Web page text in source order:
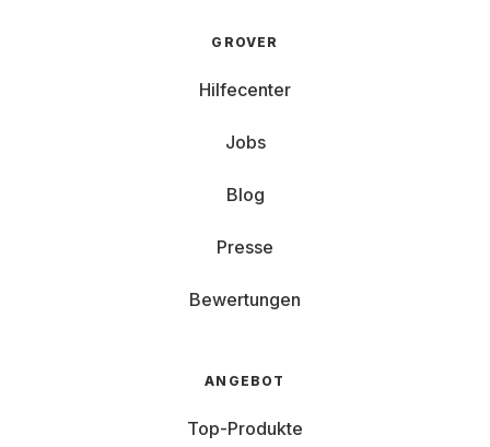
GROVER
Hilfecenter
Jobs
Blog
Presse
Bewertungen
ANGEBOT
Top-Produkte